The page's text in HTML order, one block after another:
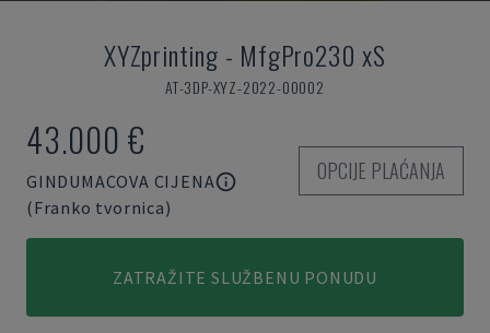
XYZprinting - MfgPro230 xS
AT-3DP-XYZ-2022-00002
43.000 €
GINDUMACOVA CIJENA
(Franko tvornica)
OPCIJE PLAĆANJA
ZATRAŽITE SLUŽBENU PONUDU